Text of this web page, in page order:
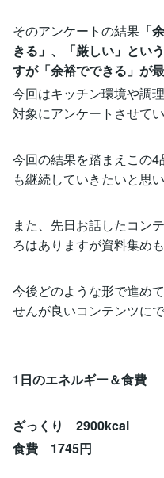
そのアンケートの結果 「
きる」、「厳しい」とい
すが「余裕でできる」が
今回はキッチン環境や調
対象にアンケートさせて
今回の結果を踏まえこの
も継続していきたいと思い
また、先日お話したコン
ろはありますが資料集めも
今後どのような形で進め
せんが良いコンテンツに
1日のエネルギー＆食費
ざっくり 2900kcal
食費 1745円